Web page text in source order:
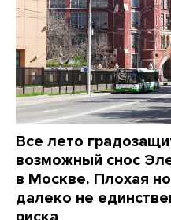
Все лето
возможный снос
в Москве. Плохая
далеко не